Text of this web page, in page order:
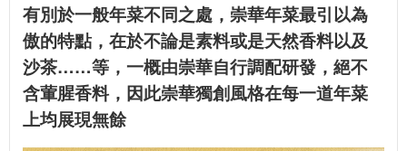
有別於一般年菜不同之處，崇華年菜最引以為
傲的特點，在於不論是素料或是天然香料以及
沙茶……等，一概由崇華自行調配研發，絕不
含葷腥香料，因此崇華獨創風格在每一道年菜
上均展現無餘